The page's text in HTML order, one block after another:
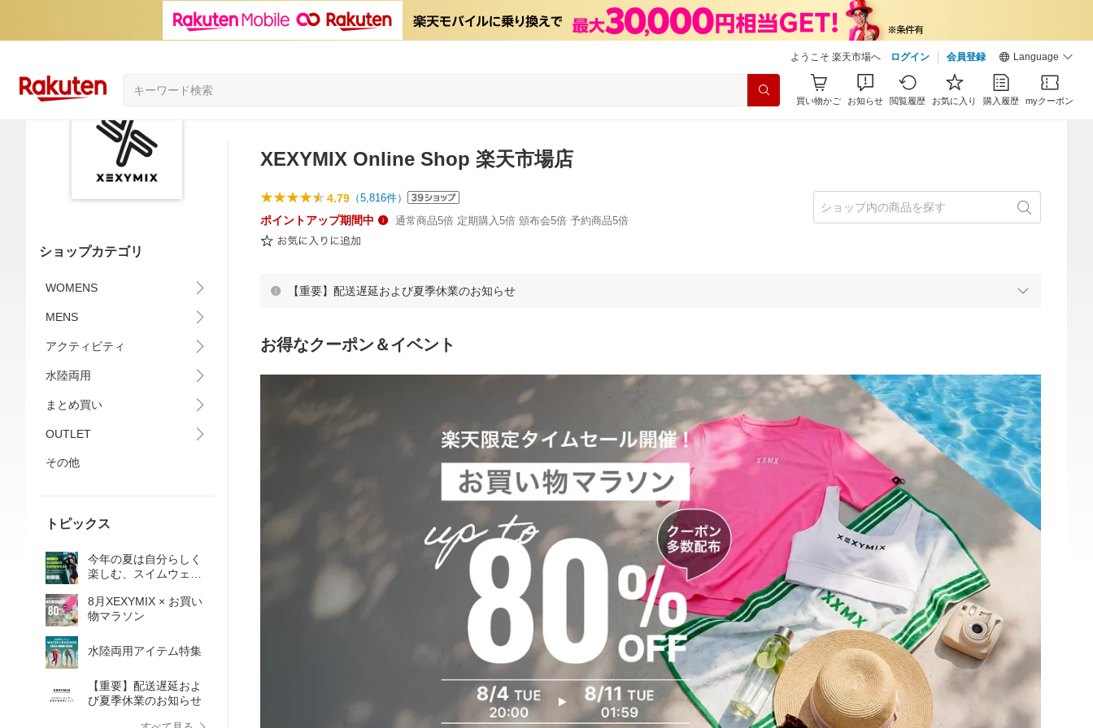
ようこそ 楽天市場へ ログイン 会員登録 Language
買い物かご お知らせ 閲覧履歴 お気に入り 購入履歴 myクーポン
ショップカテゴリ
WOMENS
MENS
アクティビティ
水陸両用
まとめ買い
OUTLET
その他
トピックス
今年の夏は自分らしく
楽しむ、スイムウェア
8月XEXYMIX × お買い
物マラソン
水陸両用アイテム特集
【重要】配送遅延およ
び夏季休業のお知らせ
XEXYMIX Online Shop 楽天市場店
4.79 （5,816件）
ポイントアップ期間中 通常商品5倍 定期購入5倍 頒布会5倍 予約商品5倍
【重要】配送遅延および夏季休業のお知らせ
お得なクーポン＆イベント